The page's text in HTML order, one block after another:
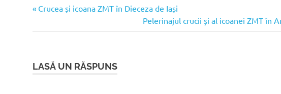
Navigare
în
Articolul
Crucea și icoana ZMT în Dieceza de Iași
Articolul
următor:
Pelerinajul crucii și al icoanei ZMT în
LASĂ UN RĂSPUNS